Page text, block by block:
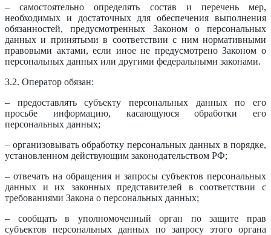
– самостоятельно определять состав и перечень мер,
необходимых и достаточных для обеспечения выполнения
обязанностей, предусмотренных Законом о персональных
данных и принятыми в соответствии с ним нормативными
правовыми актами, если иное не предусмотрено Законом о
персональных данных или другими федеральными законами.
3.2. Оператор обязан:
– предоставлять субъекту персональных данных по его
просьбе информацию, касающуюся обработки его
персональных данных;
– организовывать обработку персональных данных в порядке,
установленном действующим законодательством РФ;
– отвечать на обращения и запросы субъектов персональных
данных и их законных представителей в соответствии с
требованиями Закона о персональных данных;
– сообщать в уполномоченный орган по защите прав
субъектов персональных данных по запросу этого органа